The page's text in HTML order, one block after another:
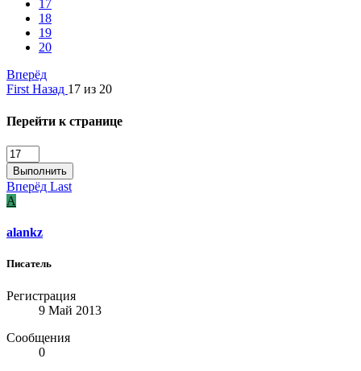
17
18
19
20
Вперёд
First Назад 17 из 20
Перейти к странице
Выполнить
Вперёд Last
A
alankz
Писатель
Регистрация
9 Май 2013
Сообщения
0